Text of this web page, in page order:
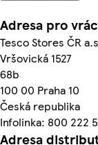
Adresa pro
Tesco Stores ČR
Vršovická 1527
68b
100 00 Praha 10
Česká republika
Infolinka: 800 222
Adresa